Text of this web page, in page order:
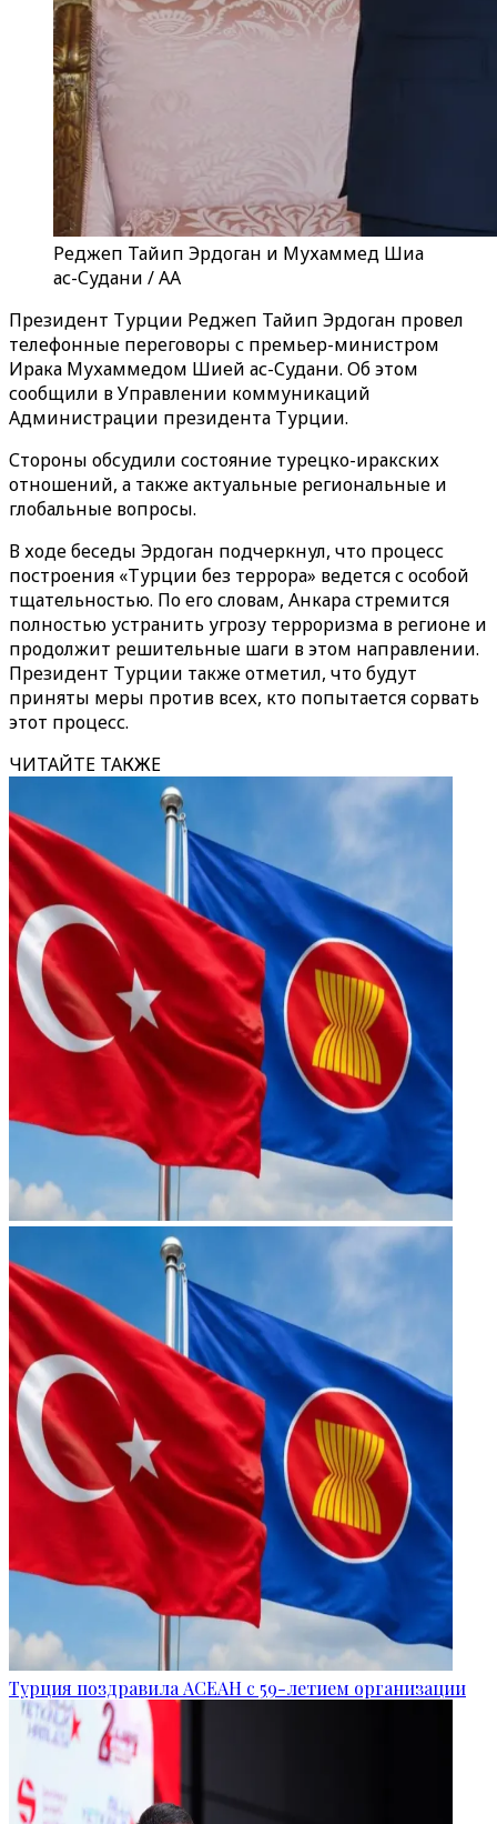
Реджеп Тайип Эрдоган и Мухаммед Шиа
ас-Судани / AA
Президент Турции Реджеп Тайип Эрдоган провел
телефонные переговоры с премьер-министром
Ирака Мухаммедом Шией ас-Судани. Об этом
сообщили в Управлении коммуникаций
Администрации президента Турции.
Стороны обсудили состояние турецко-иракских
отношений, а также актуальные региональные и
глобальные вопросы.
В ходе беседы Эрдоган подчеркнул, что процесс
построения «Турции без террора» ведется с особой
тщательностью. По его словам, Анкара стремится
полностью устранить угрозу терроризма в регионе и
продолжит решительные шаги в этом направлении.
Президент Турции также отметил, что будут
приняты меры против всех, кто попытается сорвать
этот процесс.
ЧИТАЙТЕ ТАКЖЕ
Турция поздравила АСЕАН с 59-летием организации